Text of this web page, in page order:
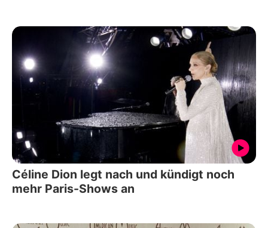
Céline Dion legt nach und kündigt noch
mehr Paris-Shows an